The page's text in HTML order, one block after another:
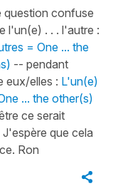
question confuse
l'un(e) . . . l'autre :
= One ... the
-- pendant
eux/elles : L'un(e)
... the other(s)
ce serait
que cela
Ron